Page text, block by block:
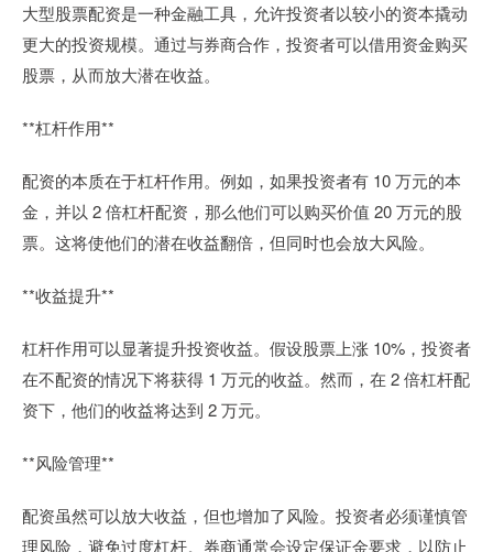
大型股票配资是一种金融工具，允许投资者以较小的资本撬动
更大的投资规模。通过与券商合作，投资者可以借用资金购买
股票，从而放大潜在收益。
**杠杆作用**
配资的本质在于杠杆作用。例如，如果投资者有 10 万元的本
金，并以 2 倍杠杆配资，那么他们可以购买价值 20 万元的股
票。这将使他们的潜在收益翻倍，但同时也会放大风险。
**收益提升**
杠杆作用可以显著提升投资收益。假设股票上涨 10%，投资者
在不配资的情况下将获得 1 万元的收益。然而，在 2 倍杠杆配
资下，他们的收益将达到 2 万元。
**风险管理**
配资虽然可以放大收益，但也增加了风险。投资者必须谨慎管
理风险，避免过度杠杆。券商通常会设定保证金要求，以防止